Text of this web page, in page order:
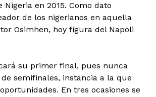
Nigeria en 2015. Como dato
de los nigerianos en aquella
Osimhen, hoy figura del Napoli
su primer final, pues nunca
semifinales, instancia a la que
En tres ocasiones se